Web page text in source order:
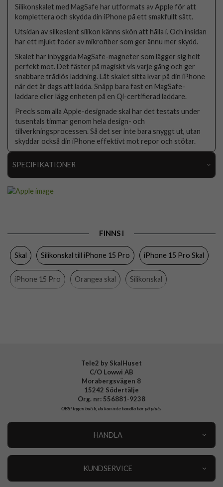
Silikonskalet med MagSafe har utformats av Apple för att
komplettera och skydda din iPhone på ett smakfullt sätt.
Utsidan av silkeslent silikon känns skön att hålla i. Och insidan
har ett mjukt foder av mikrofiber som ger ännu mer skydd.
Skalet har inbyggda MagSafe-magneter som lägger sig helt
perfekt mot. Det fäster på magiskt vis varje gång och ger
snabbare trådlös laddning. Låt skalet sitta kvar på din iPhone
när det är dags att ladda. Snäpp bara fast en MagSafe-
laddare eller lägg enheten på en Qi-certifierad laddare.
Precis som alla Apple-designade skal har det testats under
tusentals timmar genom hela design- och
tillverkningsprocessen. Så det ser inte bara snyggt ut, utan
skyddar också din iPhone effektivt mot repor och stötar.
SPECIFIKATIONER
Färg Orange
FINNS I
Skal Silikonskal till iPhone 15 Pro iPhone 15 Pro Skal
iPhone 15 Pro Orangea skal Silikonskal
Tele2 by SkalHuset
C/O Lowwi AB
Morabergsvägen 8
15242 Södertälje
Org. nr: 556881-9238
OBS!Ingen butik, du kan inte handla här på plats
HANDLA
KUNDSERVICE